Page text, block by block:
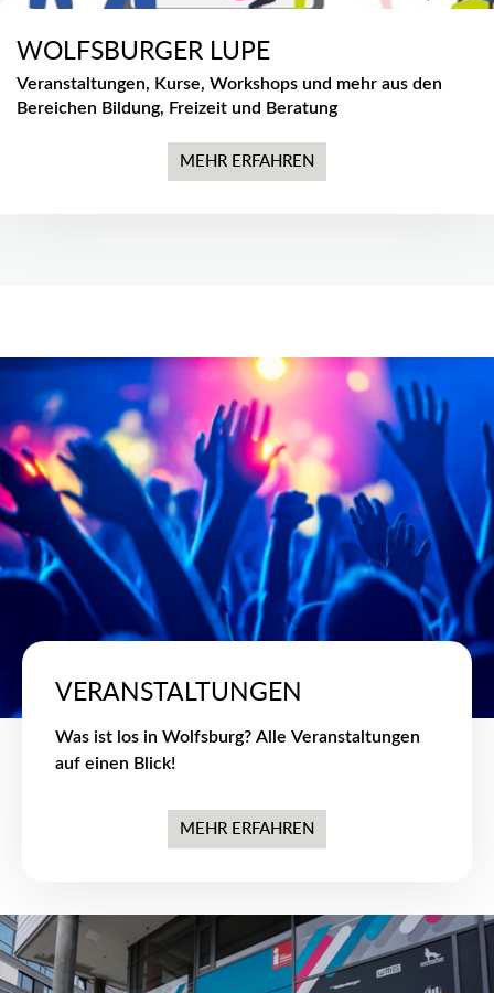
WOLFSBURGER LUPE
Veranstaltungen, Kurse, Workshops und mehr aus den
Bereichen Bildung, Freizeit und Beratung
MEHR ERFAHREN
VERANSTALTUNGEN
Was ist los in Wolfsburg? Alle Veranstaltungen
auf einen Blick!
MEHR ERFAHREN